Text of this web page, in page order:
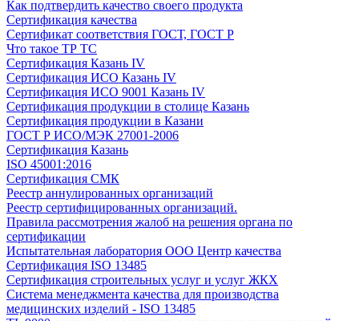
Как подтвердить качество своего продукта
Сертификация качества
Сертификат соответствия ГОСТ, ГОСТ Р
Что такое ТР ТС
Сертификация Казань IV
Сертификация ИСО Казань IV
Сертификация ИСО 9001 Казань IV
Сертификация продукции в столице Казань
Сертификация продукции в Казани
ГОСТ Р ИСО/МЭК 27001-2006
Сертификация Казань
ISO 45001:2016
Сертификация СМК
Реестр аннулированных организаций
Реестр сертифицированных организаций.
Правила рассмотрения жалоб на решения органа по
сертификации
Испытательная лаборатория ООО Центр качества
Сертификация ISO 13485
Сертификация строительных услуг и услуг ЖКХ
Система менеджмента качества для производства
медицинских изделий - ISO 13485